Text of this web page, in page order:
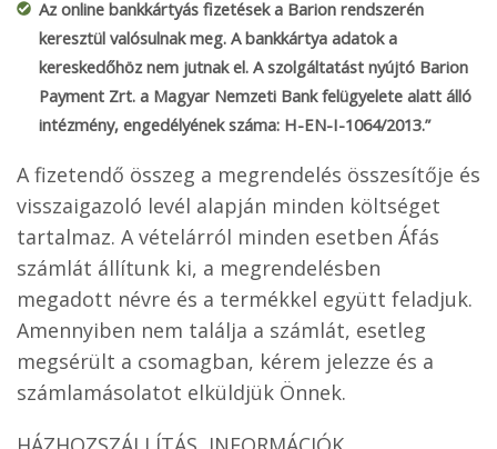
Az online bankkártyás fizetések a Barion rendszerén
keresztül valósulnak meg. A bankkártya adatok a
kereskedőhöz nem jutnak el. A szolgáltatást nyújtó Barion
Payment Zrt. a Magyar Nemzeti Bank felügyelete alatt álló
intézmény, engedélyének száma: H-EN-I-1064/2013.”
A fizetendő összeg a megrendelés összesítője és
visszaigazoló levél alapján minden költséget
tartalmaz. A vételárról minden esetben Áfás
számlát állítunk ki, a megrendelésben
megadott névre és a termékkel együtt feladjuk.
Amennyiben nem találja a számlát, esetleg
megsérült a csomagban, kérem jelezze és a
számlamásolatot elküldjük Önnek.